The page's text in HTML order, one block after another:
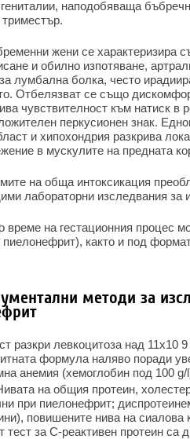
наподобяваща
жени се характеризира
и обилно изпотяване,
лумбална болка, често
Отбелязват се също
чувствителност към натиск в
перкусионен знак.
и хипохондрия разкрива
в мускулите на предната
на обща интоксикация
лабораторни изследвания за
време на гестационния процес
пиелонефрит), както и под
методи за
разкри левкоцитоза над 11x10 9
формула наляво поради
анемия (хемоглобин под 100
на общия протеин,
при пиелонефрит;
повишените нива на сиалова
тест за С-реактивен протеин са